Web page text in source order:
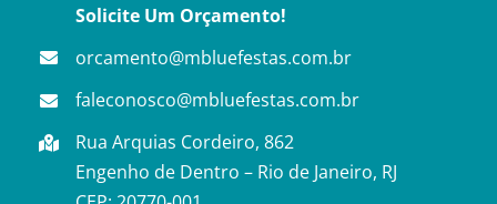
Solicite Um Orçamento!
orcamento@mbluefestas.com.br
faleconosco@mbluefestas.com.br
Rua Arquias Cordeiro, 862
Engenho de Dentro – Rio de Janeiro, RJ